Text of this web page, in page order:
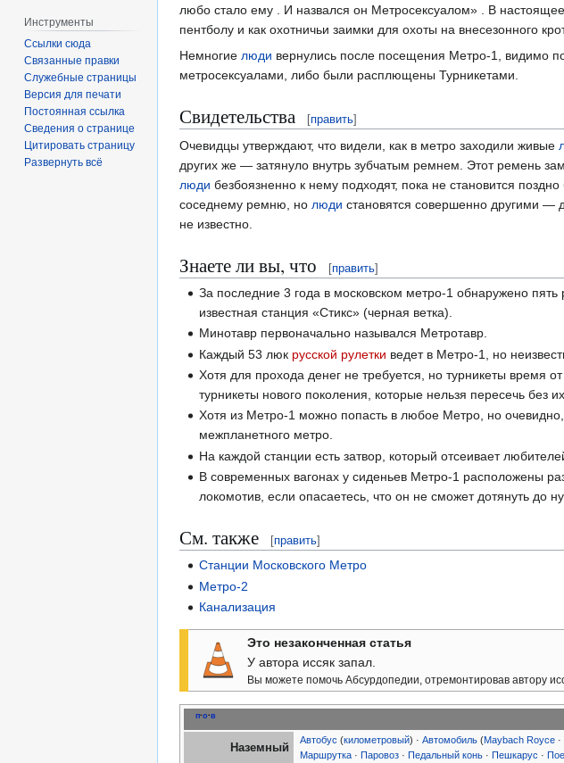
любо стало ему . И назвался он Метросексуалом» . В
пентболу и как охотничьи заимки для охоты на внесезонного
Немногие люди вернулись после посещения Метро-1, видимо
метросексуалами, либо были расплющены Турникетами.
Свидетельства [править]
Очевидцы утверждают, что видели, как в метро заходили живые
других же — затянуло внутрь зубчатым ремнем. Этот ремень
люди безбоязненно к нему подходят, пока не становится
соседнему ремню, но люди становятся совершенно другими —
не известно.
Знаете ли вы, что [править]
За последние 3 года в московском метро-1 обнаружено
известная станция «Стикс» (черная ветка).
Минотавр первоначально назывался Метротавр.
Каждый 53 люк русской рулетки ведет в Метро-1, но
Хотя для прохода денег не требуется, но турникеты
турникеты нового поколения, которые нельзя пересечь без
Хотя из Метро-1 можно попасть в любое Метро, но
межпланетного метро.
На каждой станции есть затвор, который отсеивает
В современных вагонах у сиденьев Метро-1 расположены
локомотив, если опасаетесь, что он не сможет дотянуть до
См. также [править]
Станции Московского Метро
Метро-2
Канализация
Это незаконченная статья
У автора иссяк запал.
Вы можете помочь Абсурдопедии, отремонтировав автору
п·о·в
Наземный
Автобус (километровый) · Автомобиль (Maybach Royce ·
Маршрутка · Паровоз · Педальный конь · Пешкарус ·
Инструменты
Ссылки сюда
Связанные правки
Служебные страницы
Версия для печати
Постоянная ссылка
Сведения о странице
Цитировать страницу
Развернуть всё